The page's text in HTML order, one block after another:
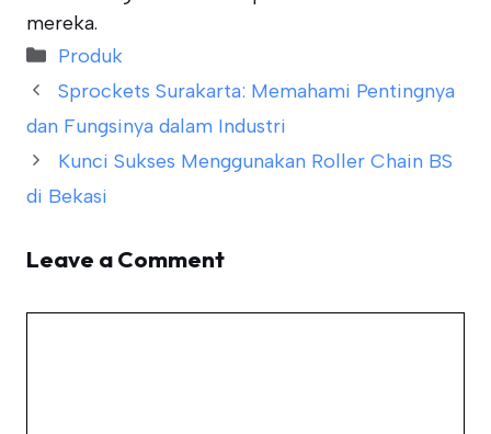
mereka.
Categories
Produk
Sprockets Surakarta: Memahami Pentingnya
dan Fungsinya dalam Industri
Kunci Sukses Menggunakan Roller Chain BS
di Bekasi
Leave a Comment